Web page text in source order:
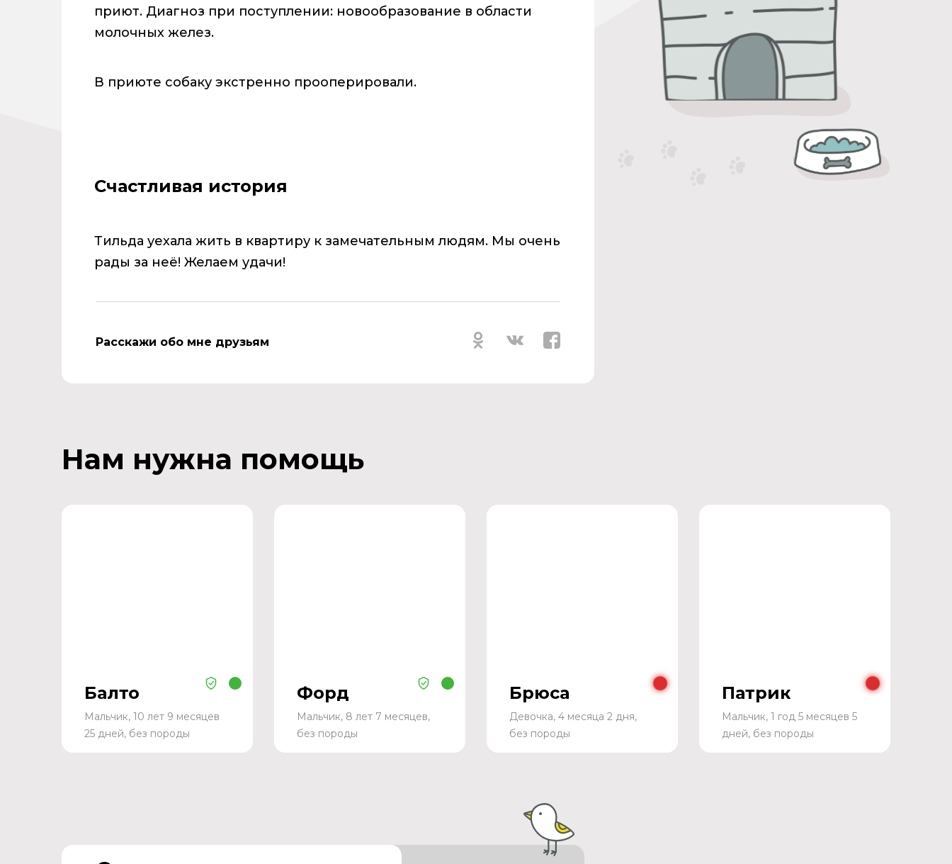
приют. Диагноз при поступлении: новообразование в области
молочных желез.
В приюте собаку экстренно прооперировали.
Счастливая история
Тильда уехала жить в квартиру к замечательным людям. Мы очень
рады за неё! Желаем удачи!
Расскажи обо мне друзьям
Нам нужна помощь
Балто
Мальчик, 10 лет 9 месяцев
25 дней, без породы
Форд
Мальчик, 8 лет 7 месяцев,
без породы
Брюса
Девочка, 4 месяца 2 дня,
без породы
Патрик
Мальчик, 1 год 5 месяцев 5
дней, без породы